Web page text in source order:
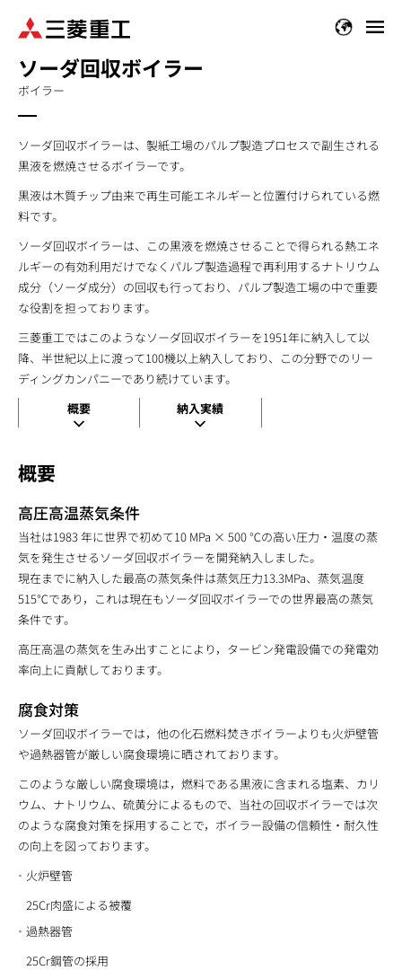
ソーダ回収ボイラー
ボイラー
ソーダ回収ボイラーは、製紙工場のパルプ製造プロセスで副生される
黒液を燃焼させるボイラーです。
黒液は木質チップ由来で再生可能エネルギーと位置付けられている燃
料です。
ソーダ回収ボイラーは、この黒液を燃焼させることで得られる熱エネ
ルギーの有効利用だけでなくパルプ製造過程で再利用するナトリウム
成分（ソーダ成分）の回収も行っており、パルプ製造工場の中で重要
な役割を担っております。
三菱重工ではこのようなソーダ回収ボイラーを1951年に納入して以
降、半世紀以上に渡って100機以上納入しており、この分野でのリー
ディングカンパニーであり続けています。
概要
納入実績
概要
高圧高温蒸気条件
当社は1983 年に世界で初めて10 MPa × 500 ℃の高い圧力・温度の蒸
気を発生させるソーダ回収ボイラーを開発納入しました。
現在までに納入した最高の蒸気条件は蒸気圧力13.3MPa、蒸気温度
515℃であり，これは現在もソーダ回収ボイラーでの世界最高の蒸気
条件です。
高圧高温の蒸気を生み出すことにより，タービン発電設備での発電効
率向上に貢献しております。
腐食対策
ソーダ回収ボイラーでは，他の化石燃料焚きボイラーよりも火炉壁管
や過熱器管が厳しい腐食環境に晒されております。
このような厳しい腐食環境は，燃料である黒液に含まれる塩素、カリ
ウム、ナトリウム、硫黄分によるもので、当社の回収ボイラーでは次
のような腐食対策を採用することで，ボイラー設備の信頼性・耐久性
の向上を図っております。
火炉壁管
25Cr肉盛による被覆
過熱器管
25Cr鋼管の採用